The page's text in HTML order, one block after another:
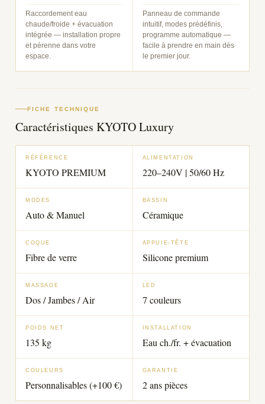
Raccordement eau
chaude/froide + évacuation
intégrée — installation propre
et pérenne dans votre
espace.
Panneau de commande
intuitif, modes prédéfinis,
programme automatique —
facile à prendre en main dès
le premier jour.
FICHE TECHNIQUE
Caractéristiques KYOTO Luxury
RÉFÉRENCE
KYOTO PREMIUM
ALIMENTATION
220–240V | 50/60 Hz
MODES
Auto & Manuel
BASSIN
Céramique
COQUE
Fibre de verre
APPUIE-TÊTE
Silicone premium
MASSAGE
Dos / Jambes / Air
LED
7 couleurs
POIDS NET
135 kg
INSTALLATION
Eau ch./fr. + évacuation
COULEURS
Personnalisables (+100 €)
GARANTIE
2 ans pièces